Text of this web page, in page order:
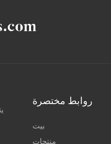
روابط مختصرة
بيت
منتجات